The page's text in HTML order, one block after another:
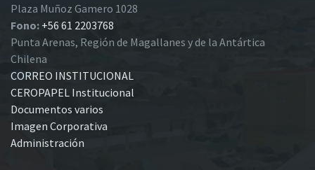
Plaza Muñoz Gamero 1028
Fono: +56 61 2203768
Punta Arenas, Región de Magallanes y de la Antártica
Chilena
CORREO INSTITUCIONAL
CEROPAPEL Institucional
Documentos varios
Imagen Corporativa
Administración